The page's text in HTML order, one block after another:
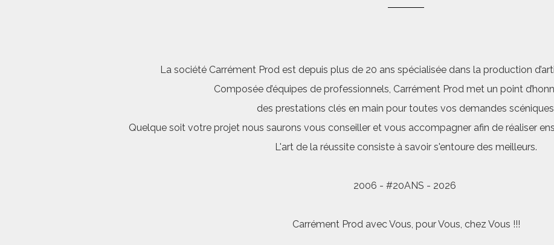
La société Carrément Prod est depuis plus de 20 ans spécialisée dans la production
Composée d’équipes de professionnels, Carrément Prod met un point
des prestations clés en main pour toutes vos demandes
Quelque soit votre projet nous saurons vous conseiller et vous accompagner afin de réaliser
L'art de la réussite consiste à savoir s'entoure des meilleurs.
2006 - #20ANS - 2026
Carrément Prod avec Vous, pour Vous, chez Vous !!!